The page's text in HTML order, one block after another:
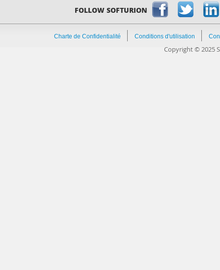
FOLLOW SOFTURION
Charte de Confidentialité Conditions d'utilisation
Copyright © 2025